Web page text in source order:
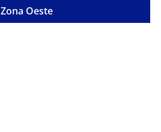
Zona Oeste